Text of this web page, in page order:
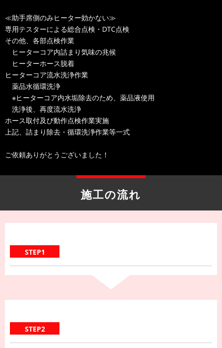
≪助手席側のみヒーター効かない≫
専用テスターによる総合点検・DTC点検
その他、各部点検作業
ヒーターコア内詰まり気味の兆候
ヒーターホース脱着
ヒーターコア流水洗浄作業
薬品水循環洗浄
※ヒーターコア内水垢除去のため、薬品液使用
洗浄後、再度流水洗浄
ホース取付及び動作点検作業実施
上記、詰まり除去・循環洗浄作業等一式
ご依頼ありがとうございました！
施工の流れ
STEP1
STEP2